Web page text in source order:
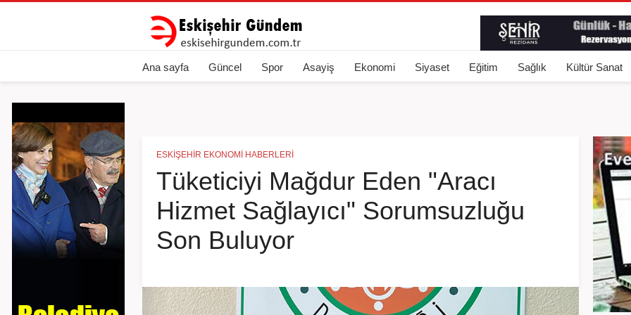
Ana sayfa Güncel Spor Asayiş Ekonomi Siyaset Eğitim Sağlık Kültür Sanat
ESKIŞEHIR EKONOMI HABERLERI
Tüketiciyi Mağdur Eden "Aracı
Hizmet Sağlayıcı" Sorumsuzluğu
Son Buluyor